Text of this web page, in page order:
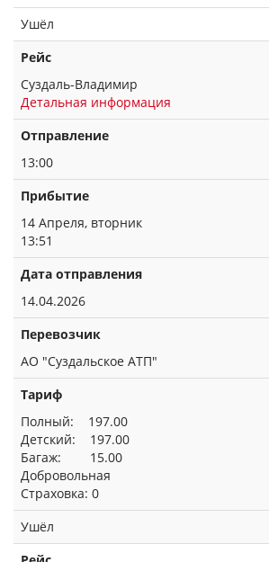
Ушёл
Рейс
Суздаль-Владимир
Детальная информация
Отправление
13:00
Прибытие
14 Апреля, вторник
13:51
Дата отправления
14.04.2026
Перевозчик
АО "Суздальское АТП"
Тариф
Полный: 197.00
Детский: 197.00
Багаж: 15.00
Добровольная
Страховка: 0
Ушёл